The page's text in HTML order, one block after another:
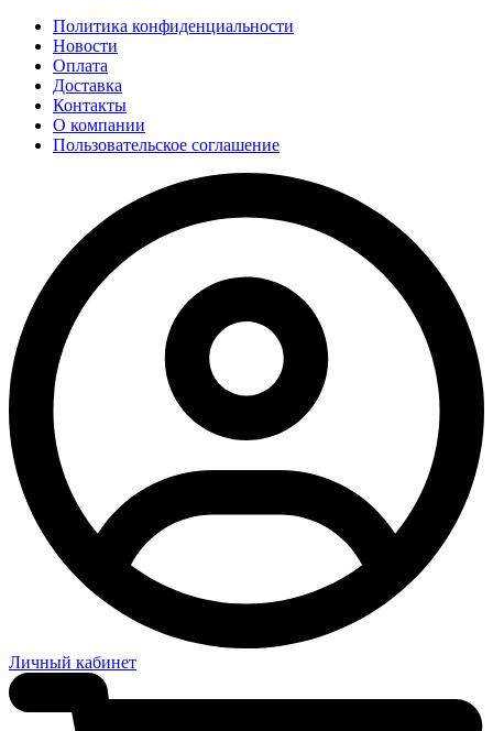
Политика конфиденциальности
Новости
Оплата
Доставка
Контакты
О компании
Пользовательское соглашение
Личный кабинет